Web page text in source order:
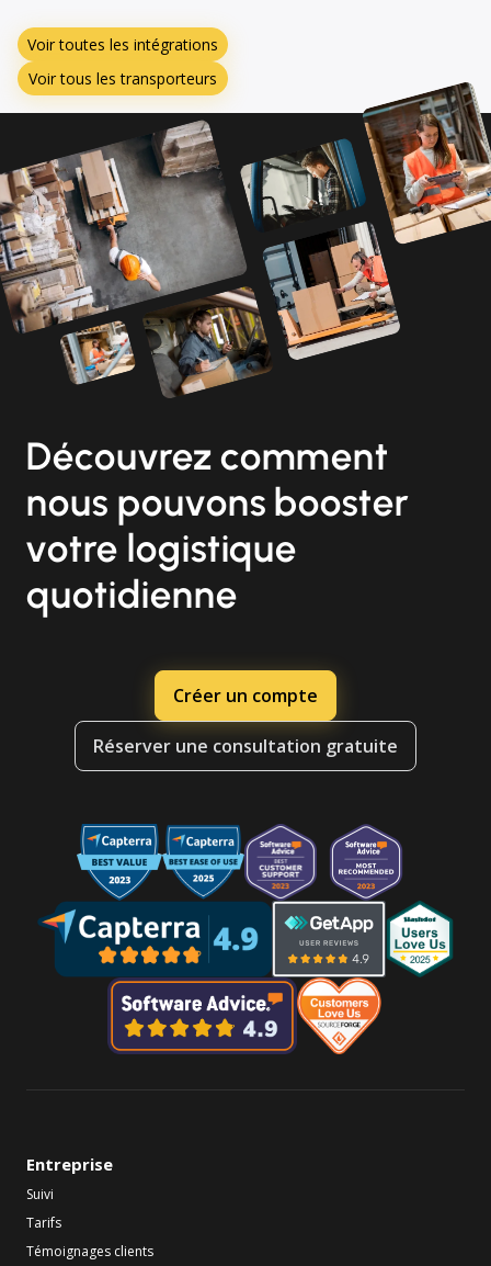
Voir toutes les intégrations
Voir tous les transporteurs
Découvrez comment
nous pouvons booster
votre logistique
quotidienne
Créer un compte
Réserver une consultation gratuite
Entreprise
Suivi
Tarifs
Témoignages clients